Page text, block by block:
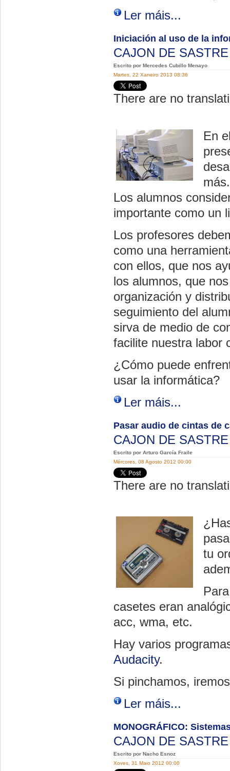
Ler máis...
Iniciación al uso de la
CAJON DE
Escrito por Mercedes Cubillo Menayo
Martes, 22 Xaneiro 2013 08:36
There are no
En
Los alumnos
importante como un
Los profesores
como una
con ellos, que nos
los alumnos, que
organización y
seguimiento del
sirva de medio de
facilite nuestra labor
¿Cómo puede
usar la informática?
Ler máis...
Pasar audio de cintas de
CAJON DE
Escrito por Arturo García Fraile
Mércores, 08 Agosto 2012 00:00
There are no
tu
casetes eran
acc, wma, etc.
Hay varios
Audacity.
Si pinchamos,
Ler máis...
MONOGRÁFICO:
CAJON DE
Escrito por Nacho Esnoz
Xoves, 31 Maio 2012 00:00